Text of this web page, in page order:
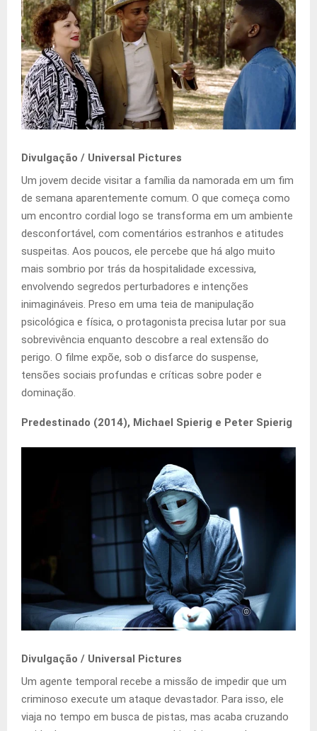
Divulgação / Universal Pictures
Um jovem decide visitar a família da namorada em um fim
de semana aparentemente comum. O que começa como
um encontro cordial logo se transforma em um ambiente
desconfortável, com comentários estranhos e atitudes
suspeitas. Aos poucos, ele percebe que há algo muito
mais sombrio por trás da hospitalidade excessiva,
envolvendo segredos perturbadores e intenções
inimagináveis. Preso em uma teia de manipulação
psicológica e física, o protagonista precisa lutar por sua
sobrevivência enquanto descobre a real extensão do
perigo. O filme expõe, sob o disfarce do suspense,
tensões sociais profundas e críticas sobre poder e
dominação.
Predestinado (2014), Michael Spierig e Peter Spierig
Divulgação / Universal Pictures
Um agente temporal recebe a missão de impedir que um
criminoso execute um ataque devastador. Para isso, ele
viaja no tempo em busca de pistas, mas acaba cruzando